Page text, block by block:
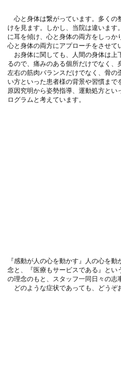
『感動が人の心を動かす』人の心を
念と、『医療もサービスである』と
の理念のもと、スタッフ一同日々の志
どのような症状であっても、どうぞ
心と身体は繋がっています。多くの
けを見ます。しかし、当院は違いま
に耳を傾け、心と身体の両方をしっか
心と身体の両方にアプローチをさせて
お身体に関しても、人間の身体は上
るので、痛みのある個所だけでなく、
左右の筋肉バランスだけでなく、骨の
い方といった患者様の背景や習慣まで
原因究明から姿勢指導、運動処方と
ログラムと考えています。